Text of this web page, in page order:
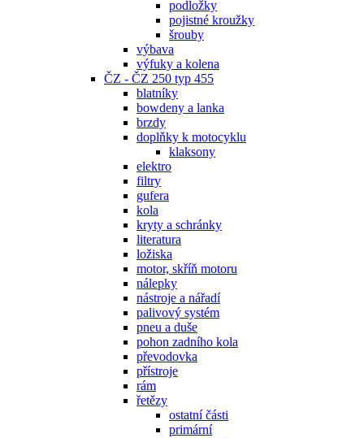
podložky
pojistné kroužky
šrouby
výbava
výfuky a kolena
ČZ - ČZ 250 typ 455
blatníky
bowdeny a lanka
brzdy
doplňky k motocyklu
klaksony
elektro
filtry
gufera
kola
kryty a schránky
literatura
ložiska
motor, skříň motoru
nálepky
nástroje a nářadí
palivový systém
pneu a duše
pohon zadního kola
převodovka
přístroje
rám
řetězy
ostatní části
primární